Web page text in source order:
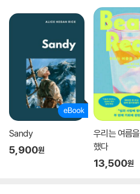
Sandy
5,900원
우리는 여름
했다
13,500원